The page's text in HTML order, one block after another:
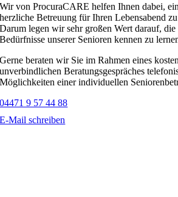
Wir von ProcuraCARE helfen Ihnen dabei,
herzliche Betreuung für Ihren Lebensabend
Darum legen wir sehr großen Wert darauf, die
Bedürfnisse unserer Senioren kennen zu
Gerne beraten wir Sie im Rahmen eines
unverbindlichen Beratungsgespräches
Möglichkeiten einer individuellen
04471 9 57 44 88
E-Mail schreiben